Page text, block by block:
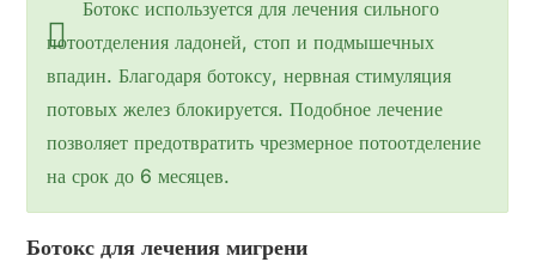
Ботокс используется для лечения сильного
потоотделения ладоней, стоп и подмышечных
впадин. Благодаря ботоксу, нервная стимуляция
потовых желез блокируется. Подобное лечение
позволяет предотвратить чрезмерное потоотделение
на срок до 6 месяцев.
Ботокс для лечения мигрени